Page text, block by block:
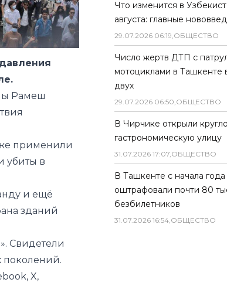
Рамеш
применили
убиты в
и ещё
зданий
Свидетели
поколений.
X,
Что изменится в
августа: главные
29.07.2026 06:19,ОБЩЕСТВО
Число жертв ДТП с
мотоциклами в Ташкенте
двух
29.07.2026 06:50,ОБЩЕСТВО
В Чирчике открыли
гастрономическую улицу
31.07.2026 17:07,ОБЩЕСТВО
В Ташкенте с начала года
оштрафовали почти 80
безбилетников
31.07.2026 16:54,ОБЩЕСТВО